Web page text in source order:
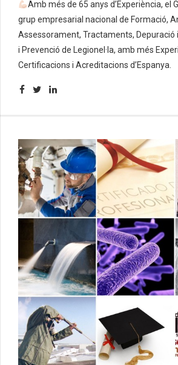
Amb més de 65 anys d’Experiència, el
grup empresarial nacional de Formació,
Assessorament, Tractaments, Depuració
i Prevenció de Legionel·la, amb més
Certificacions i Acreditacions d’Espanya.